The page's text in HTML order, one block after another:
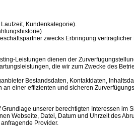
Kundenkategorie).
zwecks Erbringung
Leistungen dienen der
die wir zum Zwecke des
Bestandsdaten, Kontaktdaten,
einer effizienten und sicheren
unserer berechtigten Interessen
Webseite, Datei, Datum und Uhrzeit des
Provider.